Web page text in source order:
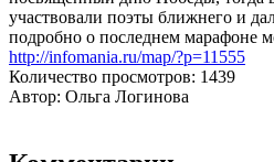
участвовали поэты ближнего и
подробно о последнем марафоне
http://infomania.ru/map/?p=11555
Количество просмотров: 1439
Автор: Ольга Логинова